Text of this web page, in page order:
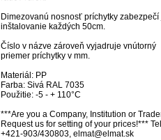
Dimezovanú nosnosť príchytky zabezpečí
inštalovanie každých 50cm.
Číslo v názve zároveň vyjadruje vnútorný
priemer príchytky v mm.
Materiál: PP
Farba: Sivá RAL 7035
Použitie: -5 - + 110°C
***Are you a Company, Institution or
Request us for setting of your prices!***
+421-903/430803, elmat@elmat.sk